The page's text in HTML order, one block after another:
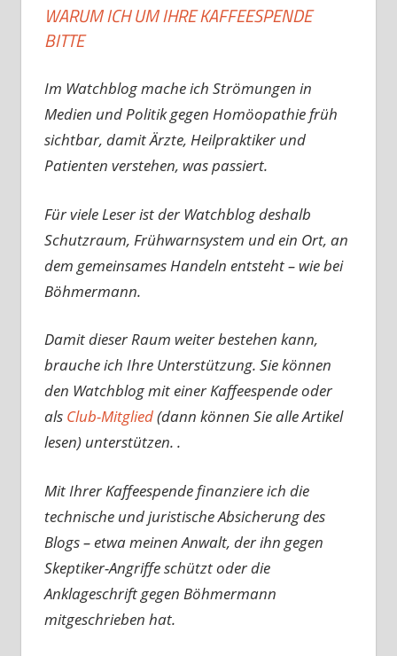
WARUM ICH UM IHRE KAFFEESPENDE
BITTE
Im Watchblog mache ich Strömungen in
Medien und Politik gegen Homöopathie früh
sichtbar, damit Ärzte, Heilpraktiker und
Patienten verstehen, was passiert.
Für viele Leser ist der Watchblog deshalb
Schutzraum, Frühwarnsystem und ein Ort, an
dem gemeinsames Handeln entsteht – wie bei
Böhmermann.
Damit dieser Raum weiter bestehen kann,
brauche ich Ihre Unterstützung. Sie können
den Watchblog mit einer Kaffeespende oder
als Club-Mitglied(dann können Sie alle Artikel
lesen) unterstützen. .
Mit Ihrer Kaffeespende finanziere ich die
technische und juristische Absicherung des
Blogs – etwa meinen Anwalt, der ihn gegen
Skeptiker-Angriffe schützt oder die
Anklageschrift gegen Böhmermann
mitgeschrieben hat.